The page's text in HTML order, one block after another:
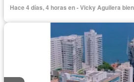
Seguridad privada
Hace 4 días, 4 horas en - Vicky Aguilera